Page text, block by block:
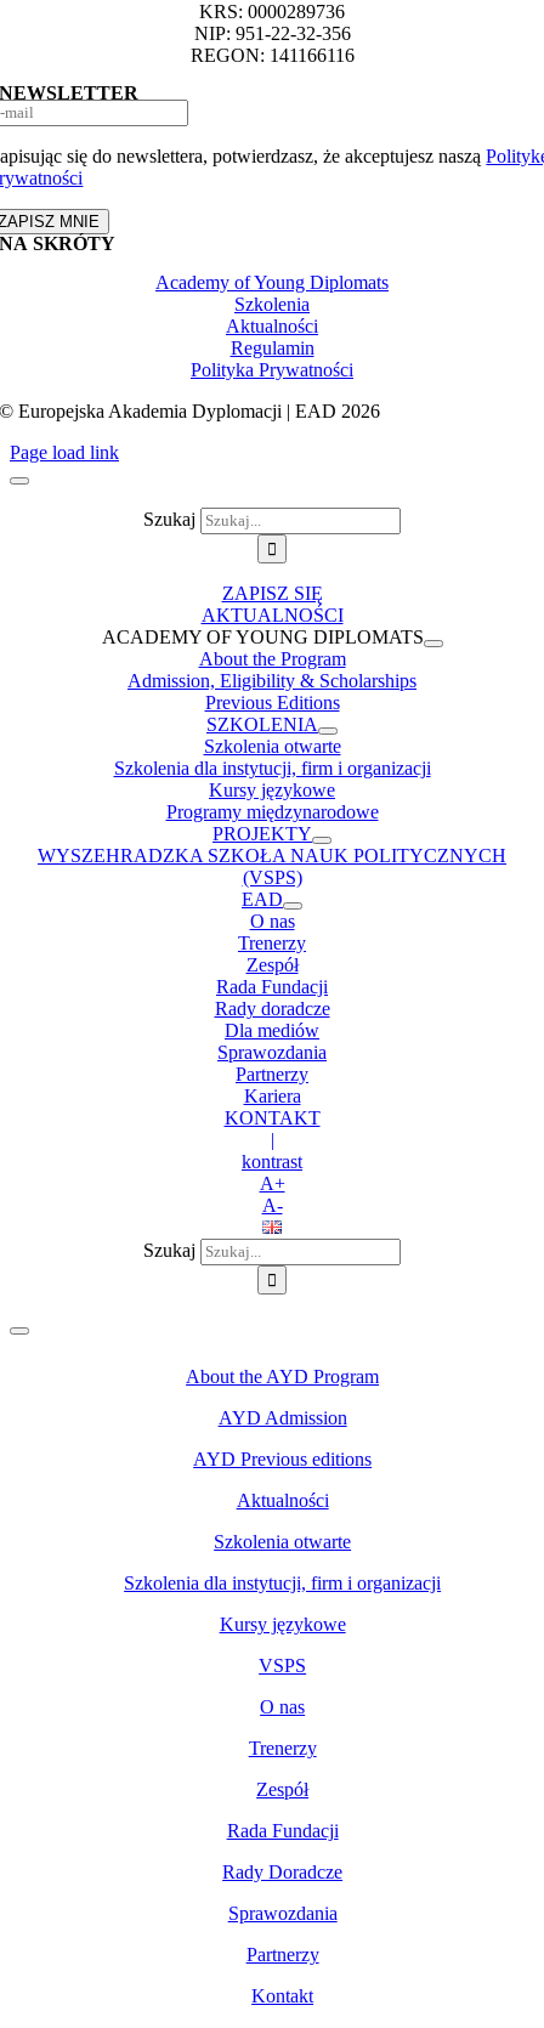
KRS: 0000289736
NIP: 951-22-32-356
REGON: 141166116
NEWSLETTER
się do newslettera, potwierdzasz, że akceptujesz naszą
MNIE
NA SKRÓTY
Academy of Young Diplomats
Szkolenia
Aktualności
Regulamin
Polityka Prywatności
© Europejska Akademia Dyplomacji | EAD 2026
Page load link
Szukaj
ZAPISZ SIĘ
AKTUALNOŚCI
ACADEMY OF YOUNG DIPLOMATS
About the Program
Admission, Eligibility & Scholarships
Previous Editions
SZKOLENIA
Szkolenia otwarte
Szkolenia dla instytucji, firm i organizacji
Kursy językowe
Programy międzynarodowe
PROJEKTY
WYSZEHRADZKA SZKOŁA NAUK POLITYCZNYCH
(VSPS)
EAD
O nas
Trenerzy
Zespół
Rada Fundacji
Rady doradcze
Dla mediów
Sprawozdania
Partnerzy
Kariera
KONTAKT
|
kontrast
A+
A-
Szukaj
About the AYD Program
AYD Admission
AYD Previous editions
Aktualności
Szkolenia otwarte
Szkolenia dla instytucji, firm i organizacji
Kursy językowe
VSPS
O nas
Trenerzy
Zespół
Rada Fundacji
Rady Doradcze
Sprawozdania
Partnerzy
Kontakt